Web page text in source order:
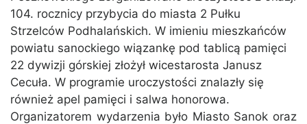
104. rocznicy przybycia do miasta 2 Pułku
Strzelców Podhalańskich. W imieniu mieszkańców
powiatu sanockiego wiązankę pod tablicą pamięci
22 dywizji górskiej złożył wicestarosta Janusz
Cecuła. W programie uroczystości znalazły się
również apel pamięci i salwa honorowa.
Organizatorem wydarzenia było Miasto Sanok oraz